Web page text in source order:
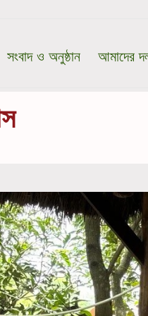
সংবাদ ও অনুষ্ঠান আমাদের